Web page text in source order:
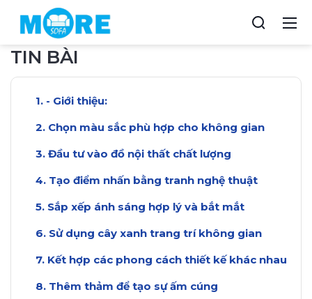
TIN BÀI
- Giới thiệu:
Chọn màu sắc phù hợp cho không gian
Đầu tư vào đồ nội thất chất lượng
Tạo điểm nhấn bằng tranh nghệ thuật
Sắp xếp ánh sáng hợp lý và bắt mắt
Sử dụng cây xanh trang trí không gian
Kết hợp các phong cách thiết kế khác nhau
Thêm thảm để tạo sự ấm cúng